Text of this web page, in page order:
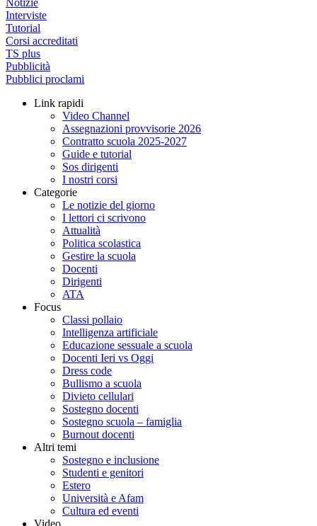
Notizie
Interviste
Tutorial
Corsi accreditati
TS plus
Pubblicità
Pubblici proclami
Link rapidi
Video Channel
Assegnazioni provvisorie 2026
Contratto scuola 2025-2027
Guide e tutorial
Sos dirigenti
I nostri corsi
Categorie
Le notizie del giorno
I lettori ci scrivono
Attualità
Politica scolastica
Gestire la scuola
Docenti
Dirigenti
ATA
Focus
Classi pollaio
Intelligenza artificiale
Educazione sessuale a scuola
Docenti Ieri vs Oggi
Dress code
Bullismo a scuola
Divieto cellulari
Sostegno docenti
Sostegno scuola – famiglia
Burnout docenti
Altri temi
Sostegno e inclusione
Studenti e genitori
Estero
Università e Afam
Cultura ed eventi
Video